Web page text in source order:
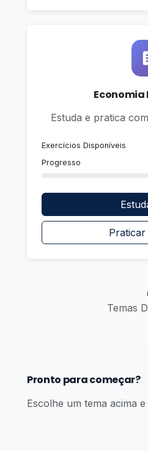
Estuda e pratica
Exercícios Disponíveis
Progresso
Temas
Pronto para começar?
Escolhe um tema acima